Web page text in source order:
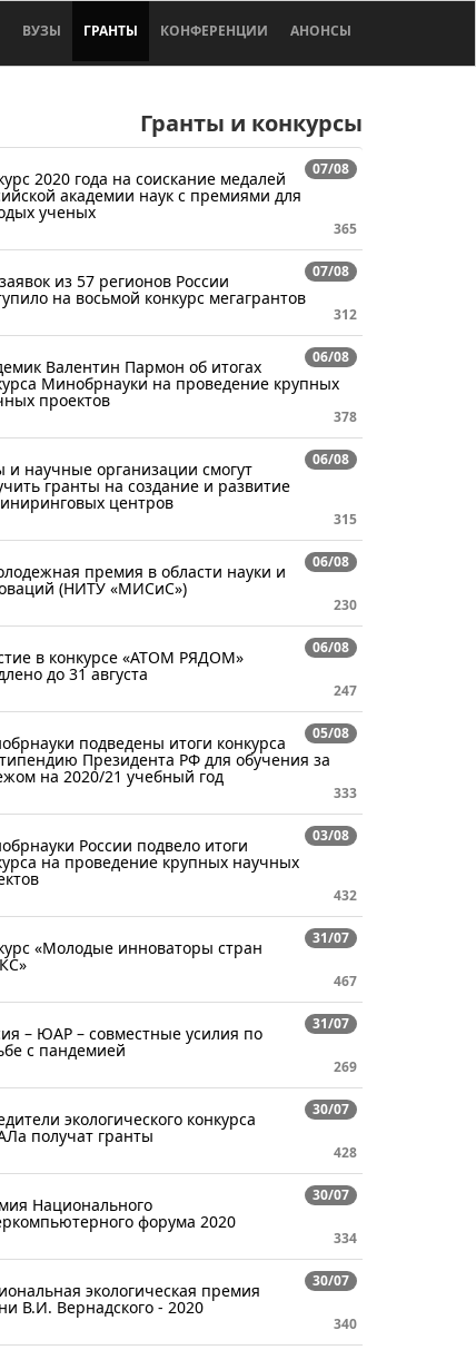
ВУЗЫ ГРАНТЫ КОНФЕРЕНЦИИ АНОНСЫ
Гранты и конкурсы
07/08
2020 года на соискание медалей
академии наук с премиями для
ученых
365
07/08
из 57 регионов России
на восьмой конкурс мегагрантов
312
06/08
Валентин Пармон об итогах
Минобрнауки на проведение крупных
проектов
378
06/08
и научные организации смогут
гранты на создание и развитие
центров
315
06/08
премия в области науки и
(НИТУ «МИСиС»)
230
06/08
в конкурсе «АТОМ РЯДОМ»
до 31 августа
247
05/08
подведены итоги конкурса
Президента РФ для обучения за
на 2020/21 учебный год
333
03/08
России подвело итоги
на проведение крупных научных
432
31/07
«Молодые инноваторы стран
467
31/07
– ЮАР – совместные усилия по
с пандемией
269
30/07
экологического конкурса
получат гранты
428
30/07
Национального
форума 2020
334
30/07
экологическая премия
В.И. Вернадского - 2020
340